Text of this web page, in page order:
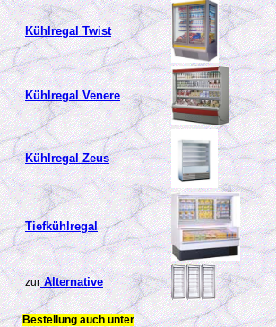
Kühlregal Twist
Kühlregal Venere
Kühlregal Zeus
Tiefkühlregal
zur Alternative
Bestellung auch unter